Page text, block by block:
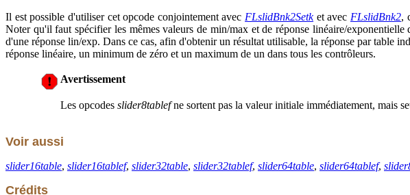
Il est possible d'utiliser cet opcode conjointement avec FLslidBnk2Setket avec FLslidBnk2,
Noter qu'il faut spécifier les mêmes valeurs de min/max et de réponse linéaire/exponentielle
d'une réponse lin/exp. Dans ce cas, afin d'obtenir un résultat utilisable, la réponse par table
réponse linéaire, un minimum de zéro et un maximum de un dans tous les contrôleurs.
Avertissement
Les opcodes slider8tablefne sortent pas la valeur initiale immédiatement, mais
Voir aussi
slider16table, slider16tablef, slider32table, slider32tablef, slider64table, slider64tablef,
Crédits